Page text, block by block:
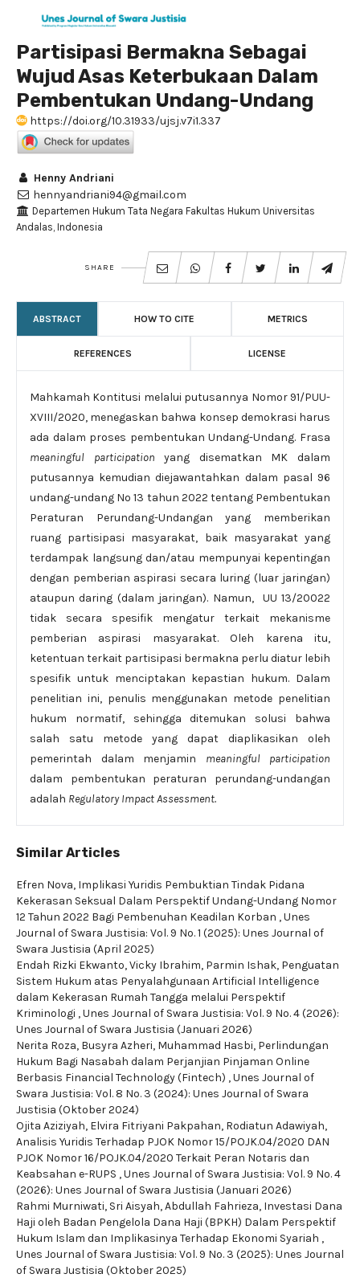
Partisipasi Bermakna Sebagai
Wujud Asas Keterbukaan Dalam
Pembentukan Undang-Undang
https://doi.org/10.31933/ujsj.v7i1.337
Henny Andriani
hennyandriani94@gmail.com
Departemen Hukum Tata Negara Fakultas Hukum Universitas
Andalas, Indonesia
SHARE
ABSTRACT HOW TO CITE METRICS
REFERENCES LICENSE
Mahkamah Kontitusi melalui putusannya Nomor 91/PUU-
XVIII/2020, menegaskan bahwa konsep demokrasi harus
ada dalam proses pembentukan Undang-Undang. Frasa
meaningful participationyang disematkan MK dalam
putusannya kemudian diejawantahkan dalam pasal 96
undang-undang No 13 tahun 2022 tentang Pembentukan
Peraturan Perundang-Undangan yang memberikan
ruang partisipasi masyarakat, baik masyarakat yang
terdampak langsung dan/atau mempunyai kepentingan
dengan pemberian aspirasi secara luring (luar jaringan)
ataupun daring (dalam jaringan). Namun, UU 13/20022
tidak secara spesifik mengatur terkait mekanisme
pemberian aspirasi masyarakat. Oleh karena itu,
ketentuan terkait partisipasi bermakna perlu diatur lebih
spesifik untuk menciptakan kepastian hukum. Dalam
penelitian ini, penulis menggunakan metode penelitian
hukum normatif, sehingga ditemukan solusi bahwa
salah satu metode yang dapat diaplikasikan oleh
pemerintah dalam menjamin meaningful participation
dalam pembentukan peraturan perundang-undangan
adalah Regulatory Impact Assessment.
Similar Articles
Efren Nova, Implikasi Yuridis Pembuktian Tindak Pidana
Kekerasan Seksual Dalam Perspektif Undang-Undang Nomor
12 Tahun 2022 Bagi Pembenuhan Keadilan Korban ,Unes
Journal of Swara Justisia: Vol. 9 No. 1 (2025): Unes Journal of
Swara Justisia (April 2025)
Endah Rizki Ekwanto, Vicky Ibrahim, Parmin Ishak, Penguatan
Sistem Hukum atas Penyalahgunaan Artificial Intelligence
dalam Kekerasan Rumah Tangga melalui Perspektif
Kriminologi ,Unes Journal of Swara Justisia: Vol. 9 No. 4 (2026):
Unes Journal of Swara Justisia (Januari 2026)
Nerita Roza, Busyra Azheri, Muhammad Hasbi, Perlindungan
Hukum Bagi Nasabah dalam Perjanjian Pinjaman Online
Berbasis Financial Technology (Fintech) ,Unes Journal of
Swara Justisia: Vol. 8 No. 3 (2024): Unes Journal of Swara
Justisia (Oktober 2024)
Ojita Aziziyah, Elvira Fitriyani Pakpahan, Rodiatun Adawiyah,
Analisis Yuridis Terhadap PJOK Nomor 15/POJK.04/2020 DAN
PJOK Nomor 16/POJK.04/2020 Terkait Peran Notaris dan
Keabsahan e-RUPS ,Unes Journal of Swara Justisia: Vol. 9 No. 4
(2026): Unes Journal of Swara Justisia (Januari 2026)
Rahmi Murniwati, Sri Aisyah, Abdullah Fahrieza, Investasi Dana
Haji oleh Badan Pengelola Dana Haji (BPKH) Dalam Perspektif
Hukum Islam dan Implikasinya Terhadap Ekonomi Syariah ,
Unes Journal of Swara Justisia: Vol. 9 No. 3 (2025): Unes Journal
of Swara Justisia (Oktober 2025)